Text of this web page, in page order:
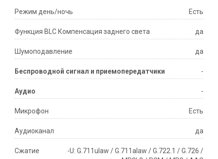
Режим день/ночь Есть
Функция BLC Компенсация заднего света да
Шумоподавление да
Беспроводной сигнал и приемопередатчики -
Аудио -
Микрофон Есть
Аудиоканал да
Сжатие
-U: G.711ulaw / G.711alaw / G.722.1 / G.726 /